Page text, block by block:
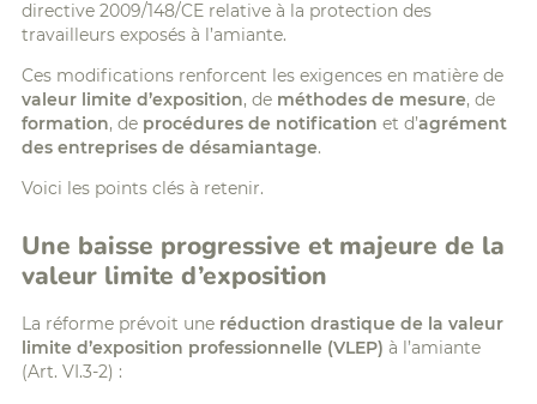
directive 2009/148/CE relative à la protection des
travailleurs exposés à l’amiante.
Ces modifications renforcent les exigences en matière de
valeur limite d’exposition, de méthodes de mesure, de
formation, de procédures de notification et d’agrément
des entreprises de désamiantage.
Voici les points clés à retenir.
Une baisse progressive et majeure de la
valeur limite d’exposition
La réforme prévoit une réduction drastique de la valeur
limite d’exposition professionnelle (VLEP) à l’amiante
(Art. VI.3-2) :